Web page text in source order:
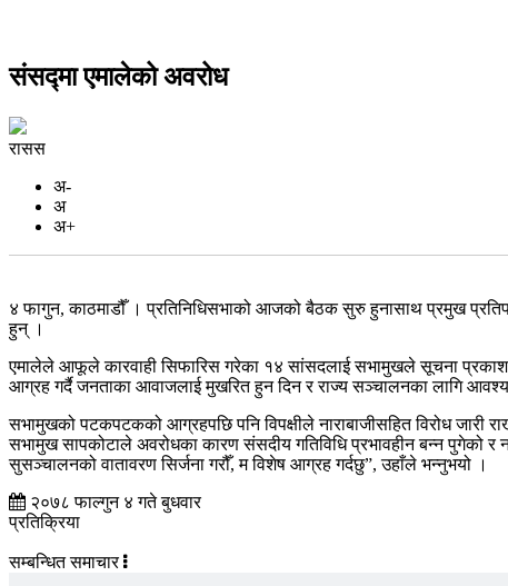
संसद्मा एमालेको अवरोध
रासस
अ-
अ
अ+
४ फागुन, काठमाडौँ । प्रतिनिधिसभाको आजको बैठक सुरु हुनासाथ प्रमुख
हुन् ।
एमालेले आफूले कारवाही सिफारिस गरेका १४ सांसदलाई सभामुखले सूचना
आग्रह गर्दै जनताका आवाजलाई मुखरित हुन दिन र राज्य सञ्चालनका लागि
सभामुखको पटकपटकको आग्रहपछि पनि विपक्षीले नाराबाजीसहित विरोध जारी
सभामुख सापकोटाले अवरोधका कारण संसदीय गतिविधि प्रभावहीन बन्न पुगेको र
सुसञ्चालनको वातावरण सिर्जना गरौँ, म विशेष आग्रह गर्दछु”, उहाँले भन्नुभयो ।
२०७८ फाल्गुन ४ गते बुधवार
प्रतिक्रिया
सम्बन्धित समाचार